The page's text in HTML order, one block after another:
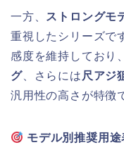
一方、 ストロングモ
重視したシリーズで
感度を維持しており、
グ、さらには 尺アジ
汎用性の高さが特徴
モデル別推奨用途